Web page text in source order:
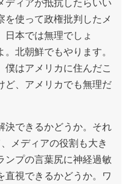
ディアが抵抗したらいい
を使って政権批判したメ
日本では無理でしょ
北朝鮮でもやります。
僕はアメリカに住んだこ
ど、アメリカでも無理だ
決できるかどうか。それ
メディアの役割も大き
ンプの言葉尻に神経過敏
直視できるかどうか。ワ